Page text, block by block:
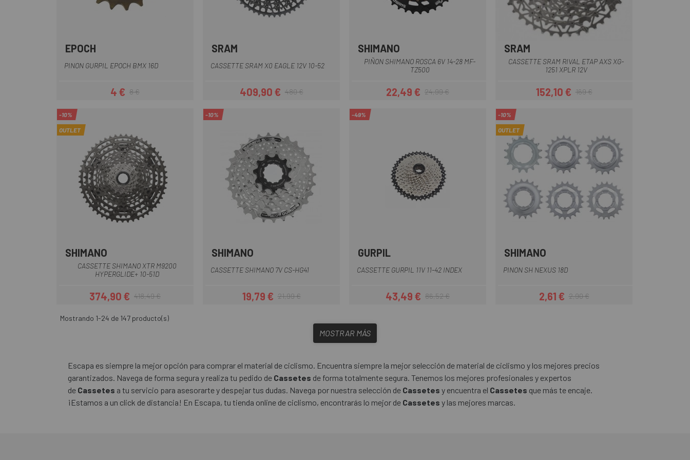
EPOCH
PINON GURPIL EPOCH BMX 16D
Precio
4 €Precio regular
8 €
SRAM
CASSETTE SRAM X0 EAGLE 12V 10-52
Precio
409,90 €Precio regular
480 €
SHIMANO
PIÑON SHIMANO ROSCA 6V 14-28 MF-
TZ500
Precio
22,49 €Precio regular
24,99 €
SRAM
CASSETTE SRAM RIVAL ETAP AXS XG-
1251 XPLR 12V
Precio
152,10 €Precio regular
169 €
-10%
OUTLET
SHIMANO
CASSETTE SHIMANO XTR M9200
HYPERGLIDE+ 10-51D
Precio
374,90 €Precio regular
418,49 €
-10%
SHIMANO
CASSETTE SHIMANO 7V CS-HG41
Precio
19,79 €Precio regular
21,99 €
-49%
GURPIL
CASSETTE GURPIL 11V 11-42 INDEX
Precio
43,49 €Precio regular
86,52 €
-10%
OUTLET
SHIMANO
PINON SH NEXUS 18D
Precio
2,61 €Precio regular
2,90 €
Mostrando 1-24 de 147 producto(s)
MOSTRAR MÁS
Escapa es siempre la mejor opción para comprar el material de ciclismo. Encuentra siempre la mejor selección de material de ciclismo y los mejores precios
garantizados. Navega de forma segura y realiza tu pedido de Cassetes de forma totalmente segura. Tenemos los mejores profesionales y expertos
de Cassetes a tu servicio para asesorarte y despejar tus dudas. Navega por nuestra selección de Cassetes y encuentra el Cassetes que más te encaje.
¡Estamos a un click de distancia! En Escapa, tu tienda online de ciclismo, encontrarás lo mejor de Cassetes y las mejores marcas.